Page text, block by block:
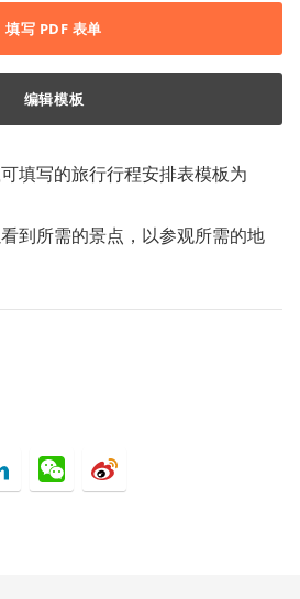
填写的旅行行程安排表模板为
到所需的景点，以参观所需的地
填写 PDF 表单
编辑模板